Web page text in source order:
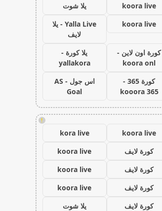
koora live
يلا شوت
koora live
Yalla Live - يلا
لايف
كورة اون لاين -
koora onl
يلا كورة -
yallakora
كورة 365 -
kooora 365
اس جول - AS
Goal
!
koora live
kora live
كورة لايف
koora live
كورة لايف
koora live
كورة لايف
koora live
كورة لايف
يلا شوت